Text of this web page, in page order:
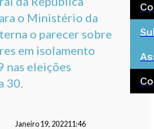
o Ministério da
o parecer sobre
em isolamento
nas eleições
30.
Janeiro 19, 202211:46